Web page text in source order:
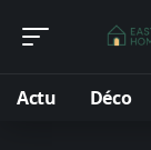
Actu Déco